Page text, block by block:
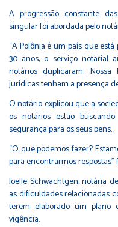
A progressão constante
singular foi abordada pelo
“A Polônia é um país que
30 anos, o serviço notarial
notários duplicaram.
jurídicas tenham a presença
O notário explicou que a
os notários estão
segurança para os seus bens.
“O que podemos fazer?
para encontrarmos respostas”
Joelle Schwachtgen, notária
as dificuldades relacionadas
terem elaborado um
vigência.